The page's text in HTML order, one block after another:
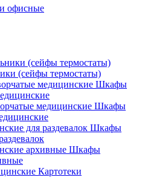
офисные
(сейфы термостаты)
Шкафы
Шкафы
Шкафы
Шкафы
Картотеки